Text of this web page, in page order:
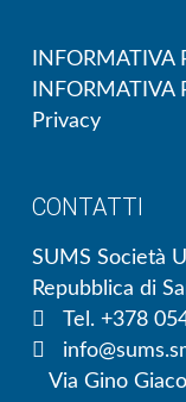
INFORMATIVA
INFORMATIVA
Privacy
CONTATTI
SUMS Società
Repubblica di
Tel. +378
Via Gino